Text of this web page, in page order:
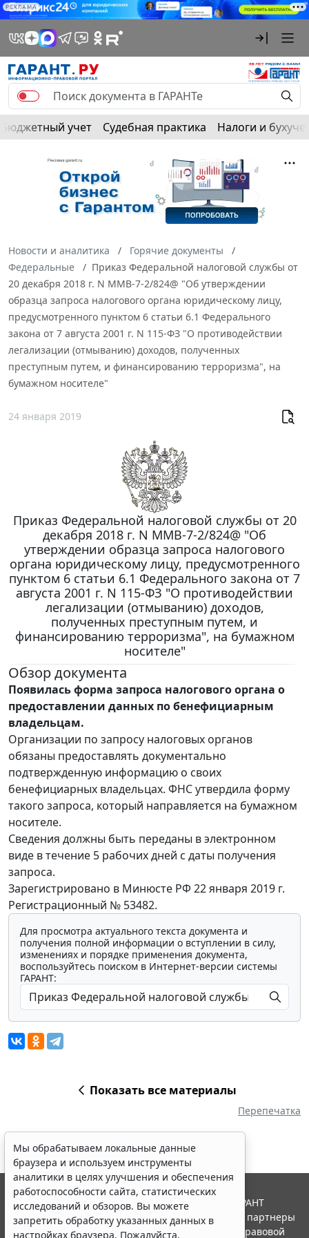
РЕКЛАМА
Бюджетный учет Судебная практика Налоги и
Новости и аналитика
Горячие документы
Федеральные
Приказ Федеральной налоговой службы от
20 декабря 2018 г. N ММВ-7-2/824@ "Об утверждении
образца запроса налогового органа юридическому лицу,
предусмотренного пунктом 6 статьи 6.1 Федерального
закона от 7 августа 2001 г. N 115-ФЗ "О противодействии
легализации (отмыванию) доходов, полученных
преступным путем, и финансированию терроризма", на
бумажном носителе"
24 января 2019
Приказ Федеральной налоговой службы от 20
декабря 2018 г. N ММВ-7-2/824@ "Об
утверждении образца запроса налогового
органа юридическому лицу, предусмотренного
пунктом 6 статьи 6.1 Федерального закона от 7
августа 2001 г. N 115-ФЗ "О противодействии
легализации (отмыванию) доходов,
полученных преступным путем, и
финансированию терроризма", на бумажном
носителе"
Обзор документа
Появилась форма запроса налогового органа о
предоставлении данных по бенефициарным
владельцам.
Организации по запросу налоговых органов
обязаны предоставлять документально
подтвержденную информацию о своих
бенефициарных владельцах. ФНС утвердила форму
такого запроса, который направляется на бумажном
носителе.
Сведения должны быть переданы в электронном
виде в течение 5 рабочих дней с даты получения
запроса.
Зарегистрировано в Минюсте РФ 22 января 2019 г.
Регистрационный № 53482.
Для просмотра актуального текста документа и
получения полной информации о вступлении в силу,
изменениях и порядке применения документа,
воспользуйтесь поиском в Интернет-версии системы
ГАРАНТ:
Показать все материалы
Перепечатка
Мы обрабатываем локальные данные
браузера и используем инструменты
аналитики в целях улучшения и обеспечения
работоспособности сайта, статистических
исследований и обзоров. Вы можете
запретить обработку указанных данных в
настройках браузера. Пожалуйста,
© ООО "НПП "ГАРАНТ-СЕРВИС", 2026. Система ГАРАНТ
выпускается с 1990 года. Компания "Гарант" и ее партнеры
являются участниками Российской ассоциации правовой